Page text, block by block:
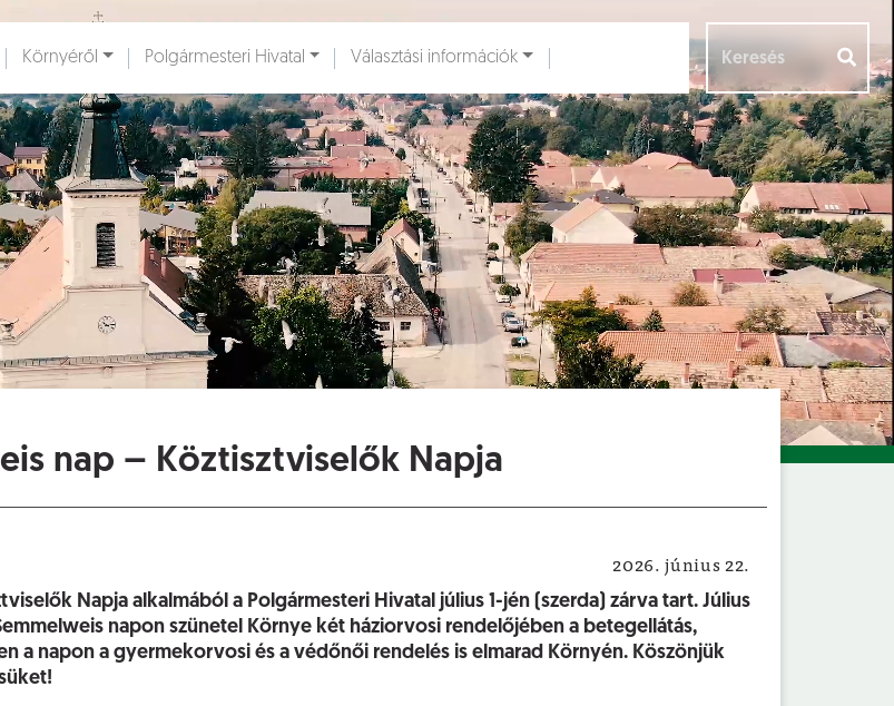
Környéről Polgármesteri Hivatal Választási információk
nap – Köztisztviselők Napja
Közérdekű
2026. június 22.
Napja alkalmából a Polgármesteri Hivatal július 1-jén (szerda) zárva tart. Július
napon szünetel Környe két háziorvosi rendelőjében a betegellátás,
a napon a gyermekorvosi és a védőnői rendelés is elmarad Környén. Köszönjük
Dokumentumok [] Aloldalak []